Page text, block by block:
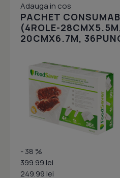
Adauga in cos
PACHET
(4ROLE-
20CMX6.7M,
- 38 %
399.99 lei
249.99 lei